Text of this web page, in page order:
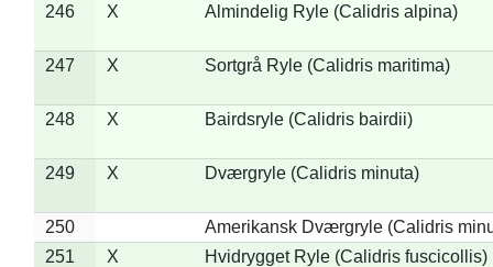
246 X Almindelig Ryle (Calidris alpina)
247 X Sortgrå Ryle (Calidris maritima)
248 X Bairdsryle (Calidris bairdii)
249 X Dværgryle (Calidris minuta)
250
Amerikansk Dværgryle (Calidris
251
X
Hvidrygget Ryle (Calidris fuscicollis)